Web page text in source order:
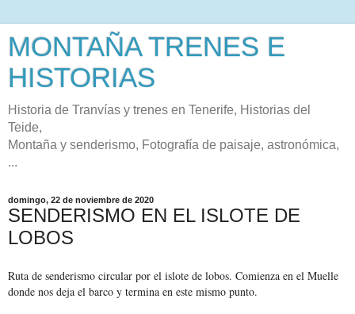
MONTAÑA TRENES E
HISTORIAS
Historia de Tranvías y trenes en Tenerife, Historias del
Teide,
Montaña y senderismo, Fotografía de paisaje, astronómica,
...
domingo, 22 de noviembre de 2020
SENDERISMO EN EL ISLOTE DE
LOBOS
Ruta de senderismo circular por el islote de lobos. Comienza en el Muelle
donde nos deja el barco y termina en este mismo punto.